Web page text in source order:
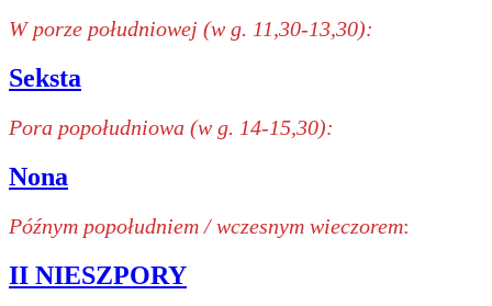
W porze południowej (w g. 11,30-13,30):
Seksta
Pora popołudniowa (w g. 14-15,30):
Nona
Późnym popołudniem / wczesnym wieczorem:
II NIESZPORY